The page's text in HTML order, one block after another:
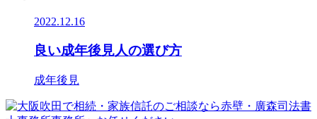
2022.12.16
良い成年後見人の選び方
成年後見